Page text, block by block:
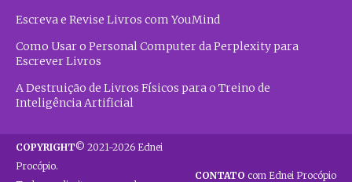
Escreva e Revise Livros com YouMind
Como Usar o Personal Computer da Perplexity para
Escrever Livros
A Destruição de Livros Físicos para o Treino de
Inteligência Artificial
COPYRIGHT© 2021-2026 Ednei
Procópio.
CONTATO com Ednei Procópio